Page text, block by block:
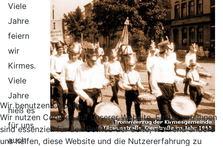
Viele
Jahre
feiern
wir
Kirmes.
Viele
Jahre
hieß es
für uns
auch
Wir benutzen Cookies
Wir nutzen Cookies auf unserer Website. Einige von ihnen
sind essenziell für den Betrieb der Seite, während andere
uns helfen, diese Website und die Nutzererfahrung zu